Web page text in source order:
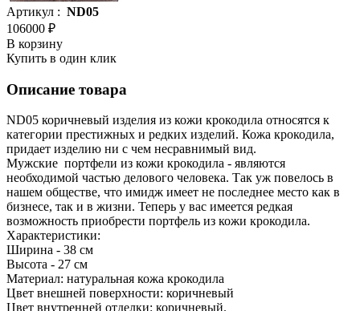
Артикул : ND05
106000 ₽
В корзину
Купить в один клик
Описание товара
ND05 коричневый изделия из кожи крокодила относятся к
категории престижных и редких изделий. Кожа крокодила,
придает изделию ни с чем несравнимый вид.
Мужские портфели из кожи крокодила - являются
необходимой частью делового человека. Так уж повелось в
нашем обществе, что имидж имеет не последнее место как в
бизнесе, так и в жизни. Теперь у вас имеется редкая
возможность приобрести портфель из кожи крокодила.
Характеристики:
Ширина - 38 см
Высота - 27 см
Материал: натуральная кожа крокодила
Цвет внешней поверхности: коричневый
Цвет внутренней отделки: коричневый.